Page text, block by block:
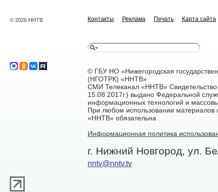
© 2026 ННТВ Контакты Реклама Печать Карта сайта
© ГБУ НО «Нижегородская
(НГОТРК) «ННТВ»
СМИ Телеканал «ННТВ»
15.08.2017г.) выдано Федеральной
информационных технологий и
При любом использовании материалов
«ННТВ» обязательна
Информационная политика
г. Нижний Новгород, ул.
nntv@nntv.tv